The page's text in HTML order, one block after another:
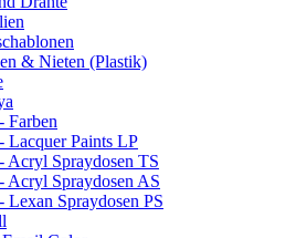
& Nieten (Plastik)
Farben
Lacquer Paints LP
Acryl Spraydosen TS
Acryl Spraydosen AS
Lexan Spraydosen PS